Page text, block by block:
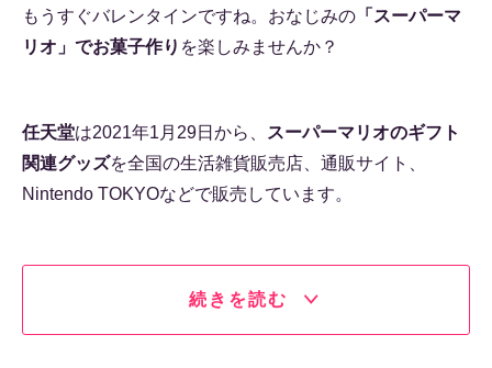
もうすぐバレンタインですね。おなじみの 「スーパーマ
リオ」でお菓子作り を楽しみませんか？
任天堂は2021年1月29日から、
スーパーマリオのギフト
関連グッズを全国の生活雑貨販売店、通販サイト、
Nintendo TOKYOなどで販売しています。
続きを読む